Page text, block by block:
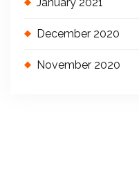
December 2020
November 2020